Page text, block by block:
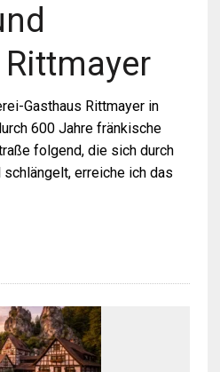
Gasthaus Rittmayer in
600 Jahre fränkische
folgend, die sich durch
erreiche ich das